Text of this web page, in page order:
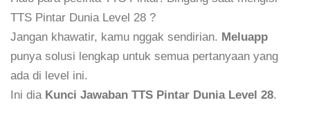
TTS Pintar Dunia Level 28 ?
Jangan khawatir, kamu nggak sendirian. Meluapp
punya solusi lengkap untuk semua pertanyaan yang
ada di level ini.
Ini dia Kunci Jawaban TTS Pintar Dunia Level 28.